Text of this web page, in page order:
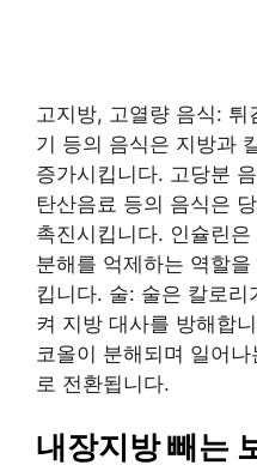
고지방, 고열량 음식:
기 등의 음식은 지방과
증가시킵니다. 고당분
탄산음료 등의 음식은
촉진시킵니다. 인슐린
분해를 억제하는 역할
킵니다. 술: 술은 칼로리
켜 지방 대사를 방해합
코올이 분해되며 일어
로 전환됩니다.
내장지방 빼는